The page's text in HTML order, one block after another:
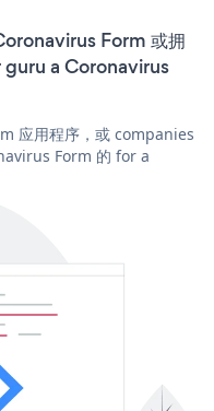
Form 或拥
a Coronavirus
应用程序，或 companies
Form 的 for a